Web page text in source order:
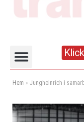
Hem » Jungheinrich i